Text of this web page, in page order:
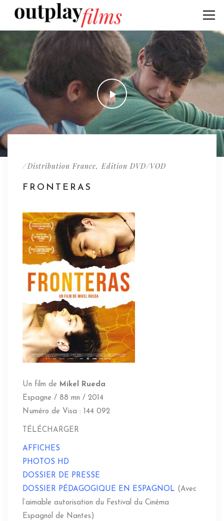
/Distribution France, Edition DVD/VOD
FRONTERAS
Un film de Mikel Rueda
Espagne / 88 mn / 2014
Numéro de Visa : 144 092
TÉLÉCHARGER
AFFICHES
PHOTOS HD
DOSSIER DE PRESSE
DOSSIER PÉDAGOGIQUE EN ESPAGNOL (Avec
l’aimable autorisation du Festival du Cinéma
Espagnol de Nantes)